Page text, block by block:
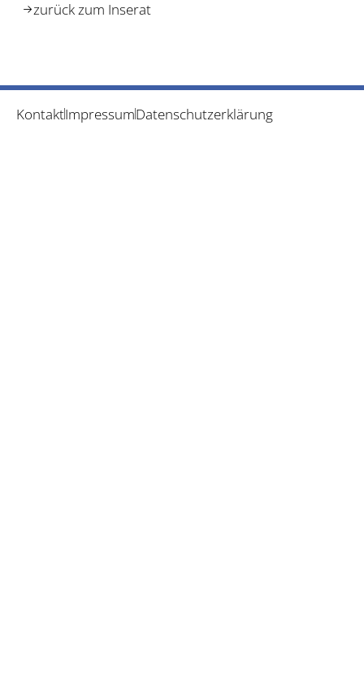
zurück zum Inserat
KontaktImpressumDatenschutzerklärung